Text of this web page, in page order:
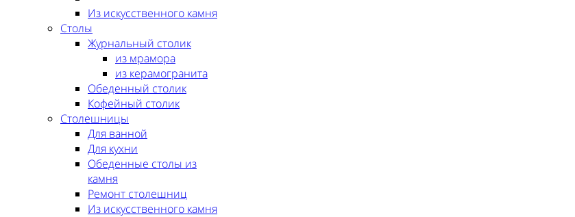
Из искусственного камня
Столы
Журнальный столик
из мрамора
из керамогранита
Обеденный столик
Кофейный столик
Столешницы
Для ванной
Для кухни
Обеденные столы из
камня
Ремонт столешниц
Из искусственного камня